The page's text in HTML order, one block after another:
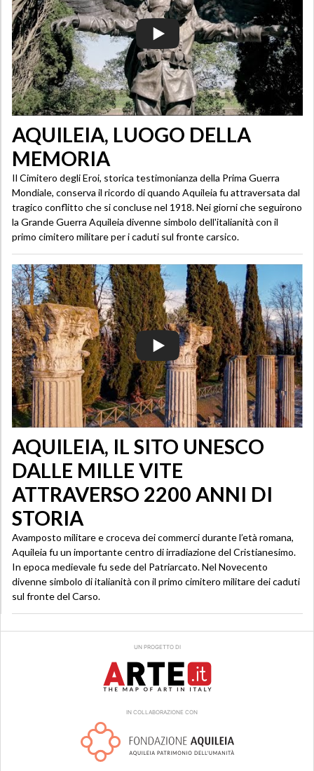
AQUILEIA, LUOGO DELLA
MEMORIA
Il Cimitero degli Eroi, storica testimonianza della Prima Guerra
Mondiale, conserva il ricordo di quando Aquileia fu attraversata dal
tragico conflitto che si concluse nel 1918. Nei giorni che seguirono
la Grande Guerra Aquileia divenne simbolo dell'italianità con il
primo cimitero militare per i caduti sul fronte carsico.
AQUILEIA, IL SITO UNESCO
DALLE MILLE VITE
ATTRAVERSO 2200 ANNI DI
STORIA
Avamposto militare e croceva dei commerci durante l’età romana,
Aquileia fu un importante centro di irradiazione del Cristianesimo.
In epoca medievale fu sede del Patriarcato. Nel Novecento
divenne simbolo di italianità con il primo cimitero militare dei caduti
sul fronte del Carso.
UN PROGETTO DI
IN COLLABORAZIONE CON